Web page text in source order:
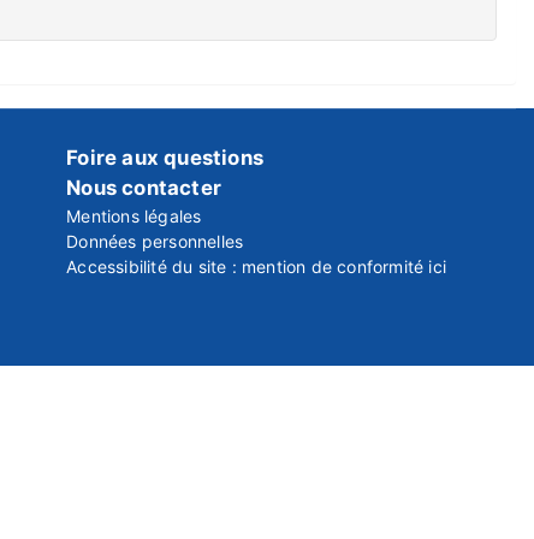
Foire aux questions
Nous contacter
Mentions légales
Données personnelles
Accessibilité du site : mention de conformité ici